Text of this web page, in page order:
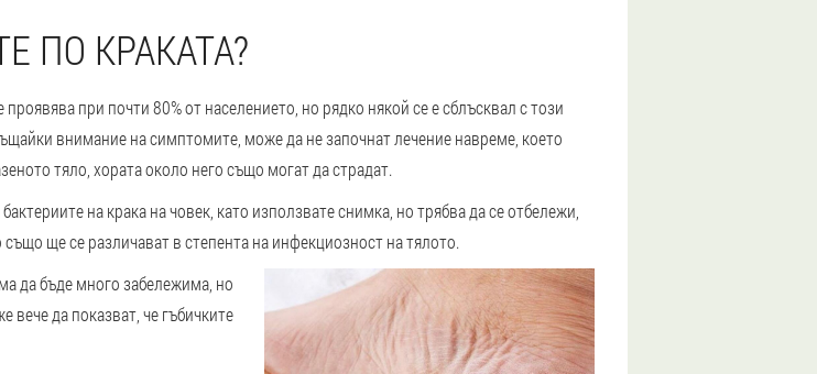
ПО КРАКАТА?
при почти 80% от населението, но рядко някой се е сблъсквал с този
внимание на симптомите, може да не започнат лечение навреме, което
тяло, хората около него също могат да страдат.
на крака на човек, като използвате снимка, но трябва да се отбележи,
ще се различават в степента на инфекциозност на тялото.
да бъде много забележима, но
вече да показват, че гъбичките